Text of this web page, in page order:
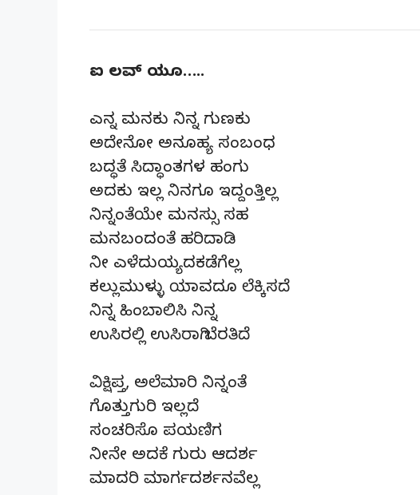
ಐ ಲವ್ ಯೂ…..
ಎನ್ನ ಮನಕು ನಿನ್ನ ಗುಣಕು
ಅದೇನೋ ಅನೂಹ್ಯ ಸಂಬಂಧ
ಬದ್ಧತೆ ಸಿದ್ಧಾಂತಗಳ ಹಂಗು
ಅದಕು ಇಲ್ಲ ನಿನಗೂ ಇದ್ದಂತ್ತಿಲ್ಲ
ನಿನ್ನಂತೆಯೇ ಮನಸ್ಸು ಸಹ
ಮನಬಂದಂತೆ ಹರಿದಾಡಿ
ನೀ ಎಳೆದುಯ್ಯದಕಡೆಗೆಲ್ಲ
ಕಲ್ಲುಮುಳ್ಳು ಯಾವದೂ ಲೆಕ್ಕಿಸದೆ
ನಿನ್ನ ಹಿಂಬಾಲಿಸಿ ನಿನ್ನ
ಉಸಿರಲ್ಲಿ ಉಸಿರಾಗಿ ಬೆರತಿದೆ
ವಿಕ್ಷಿಪ್ತ, ಅಲೆಮಾರಿ ನಿನ್ನಂತೆ
ಗೊತ್ತುಗುರಿ ಇಲ್ಲದೆ
ಸಂಚರಿಸೊ ಪಯಣಿಗ
ನೀನೇ ಅದಕೆ ಗುರು ಆದರ್ಶ
ಮಾದರಿ ಮಾರ್ಗದರ್ಶನವೆಲ್ಲ